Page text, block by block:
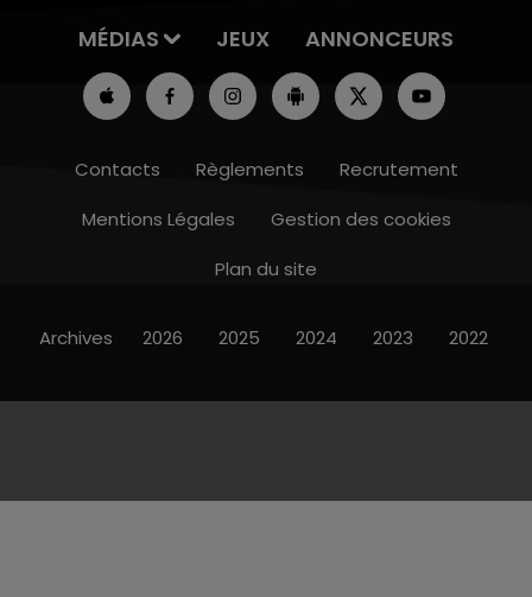
MÉDIAS
JEUX ANNONCEURS
Contacts Règlements
Recrutement
Mentions Légales
Gestion des cookies
Plan du site
Archives 2026 2025 2024 2023 2022